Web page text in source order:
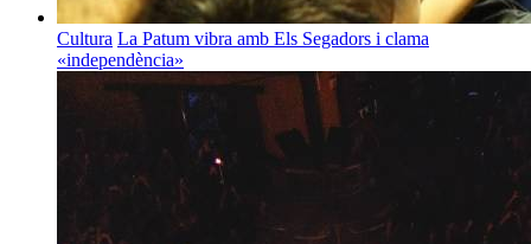
Cultura La Patum vibra amb Els Segadors i clama
«independència»